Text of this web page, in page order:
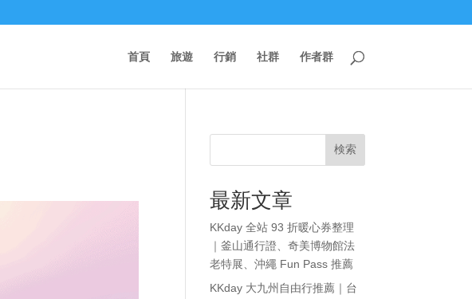
首頁 旅遊 行銷 社群 作者群
検索
最新文章
KKday 全站 93 折暖心券整理
｜釜山通行證、奇美博物館法
老特展、沖繩 Fun Pass 推薦
KKday 大九州自由行推薦｜台